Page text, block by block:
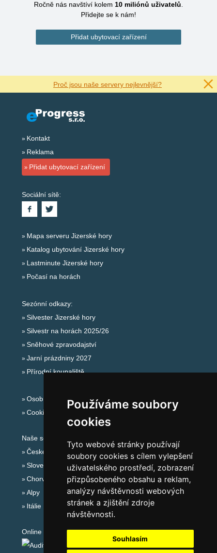
Používáme soubory
cookies
Tyto webové stránky používají
soubory cookies s cílem vylepšení
uživatelského prostředí, zobrazení
přizpůsobeného obsahu a reklam,
analýzy návštěvnosti webových
stránek a zjištění zdroje
návštěvnosti.
Souhlasím
Ročně nás navštíví kolem 10 miliónů uživatelů
Přidejte se k nám!
Přidat ubytovací zařízení
Proč jsou naše servery nejlevnější?
Kontakt
Reklama
Přidat ubytovací zařízení
Sociální sítě:
Mapa serveru Jizerské hory
Katalog ubytování Jizerské hory
Lastminute Jizerské hory
Počasí na horách
Sezónní odkazy:
Silvester Jizerské hory
Silvestr na horách 2025/26
Sněhové zpravodajství
Jarní prázdniny 2027
Přírodní koupaliště
Osobní údaje
Cookies
Naše servery:
České hory
Slovenské hory
Chorvatsko
Alpy
Itálie
Online audit: